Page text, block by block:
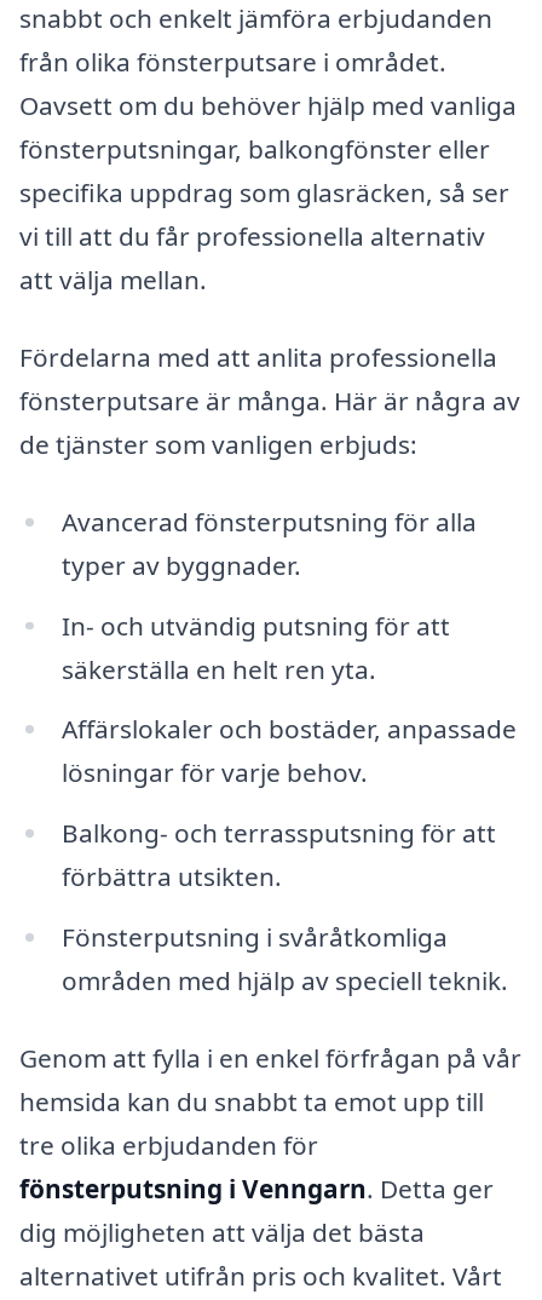
snabbt och enkelt jämföra erbjudanden
från olika fönsterputsare i området.
Oavsett om du behöver hjälp med vanliga
fönsterputsningar, balkongfönster eller
specifika uppdrag som glasräcken, så ser
vi till att du får professionella alternativ
att välja mellan.
Fördelarna med att anlita professionella
fönsterputsare är många. Här är några av
de tjänster som vanligen erbjuds:
Avancerad fönsterputsning för alla
typer av byggnader.
In- och utvändig putsning för att
säkerställa en helt ren yta.
Affärslokaler och bostäder, anpassade
lösningar för varje behov.
Balkong- och terrassputsning för att
förbättra utsikten.
Fönsterputsning i svåråtkomliga
områden med hjälp av speciell teknik.
Genom att fylla i en enkel förfrågan på vår
hemsida kan du snabbt ta emot upp till
tre olika erbjudanden för
fönsterputsning i Venngarn. Detta ger
dig möjligheten att välja det bästa
alternativet utifrån pris och kvalitet. Vårt